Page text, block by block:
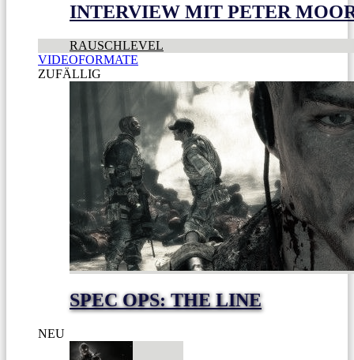
INTERVIEW MIT PETER
RAUSCHLEVEL
VIDEOFORMATE
ZUFÄLLIG
SPEC OPS: THE LINE
NEU